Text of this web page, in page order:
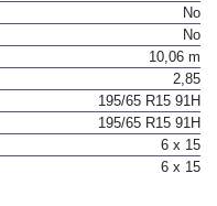
No
No
10,06 m
2,85
195/65 R15 91H
195/65 R15 91H
6 x 15
6 x 15